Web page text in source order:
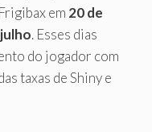
em 20 de
. Esses dias
do jogador com
taxas de Shiny e